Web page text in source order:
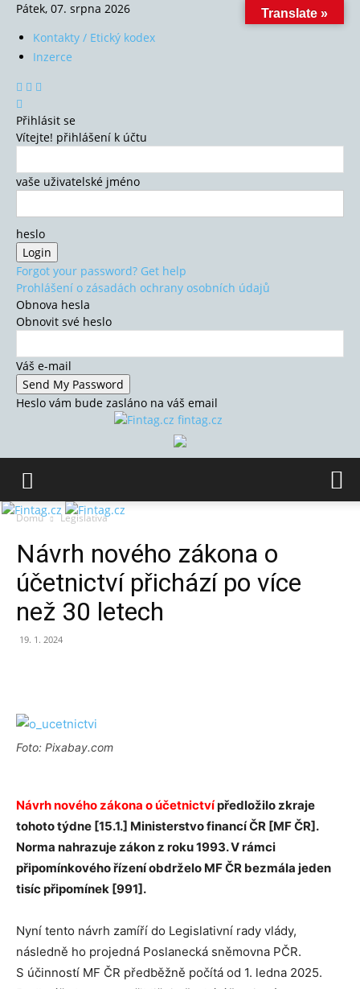
Pátek, 07. srpna 2026
Kontakty / Etický kodex
Inzerce
Přihlásit se
Vítejte! přihlášení k účtu
vaše uživatelské jméno
heslo
Forgot your password? Get help
Prohlášení o zásadách ochrany osobních údajů
Obnova hesla
Obnovit své heslo
Váš e-mail
Heslo vám bude zasláno na váš email
fintag.cz
Domů Legislativa
Návrh nového zákona o
účetnictví přichází po více
než 30 letech
19. 1. 2024
Foto: Pixabay.com
Návrh nového zákona o účetnictvípředložilo zkraje
tohoto týdne [15.1.] Ministerstvo financí ČR [MF ČR].
Norma nahrazuje zákon z roku 1993. V rámci
připomínkového řízení obdrželo MF ČR bezmála jeden
tisíc připomínek [991].
Nyní tento návrh zamíří do Legislativní rady vlády,
následně ho projedná Poslanecká sněmovna PČR.
S účinností MF ČR předběžně počítá od 1. ledna 2025.
Translate »